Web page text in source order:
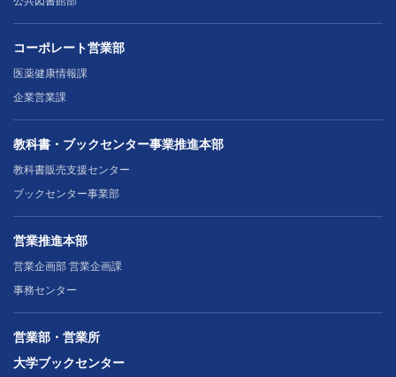
コーポレート営業部
医薬健康情報課
企業営業課
教科書・ブックセンター事業推進本部
教科書販売支援センター
ブックセンター事業部
営業推進本部
営業企画部 営業企画課
事務センター
営業部・営業所
大学ブックセンター